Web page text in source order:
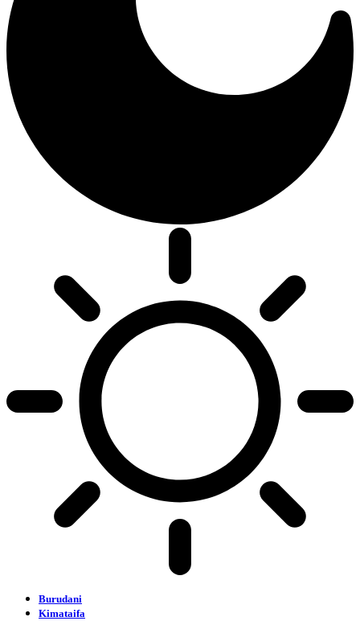
Burudani
Kimataifa